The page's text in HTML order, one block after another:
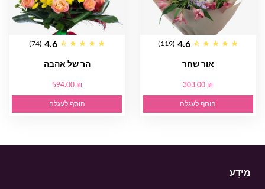
4.6
(119)
אור שחר
303.00 ₪
הוסף לעגלה
4.6
(74)
הר של אהבה
594.00 ₪
הוסף לעגלה
מֵידָע